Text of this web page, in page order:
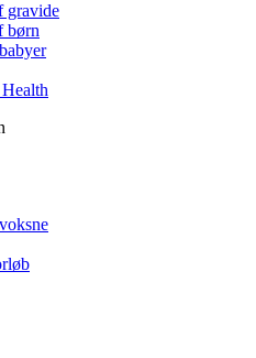
gravide
børn